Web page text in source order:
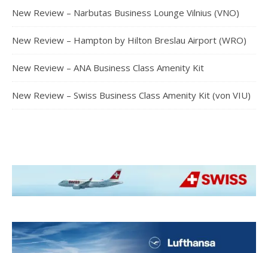
New Review – Narbutas Business Lounge Vilnius (VNO)
New Review – Hampton by Hilton Breslau Airport (WRO)
New Review – ANA Business Class Amenity Kit
New Review – Swiss Business Class Amenity Kit (von VIU)